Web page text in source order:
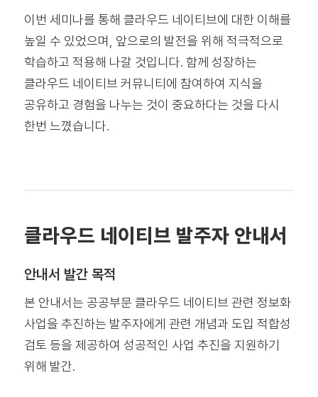
이번 세미나를 통해 클라우드 네이티브에 대한 이해를
높일 수 있었으며, 앞으로의 발전을 위해 적극적으로
학습하고 적용해 나갈 것입니다. 함께 성장하는
클라우드 네이티브 커뮤니티에 참여하여 지식을
공유하고 경험을 나누는 것이 중요하다는 것을 다시
한번 느꼈습니다.
클라우드 네이티브 발주자 안내서
안내서 발간 목적
본 안내서는 공공부문 클라우드 네이티브 관련 정보화
사업을 추진하는 발주자에게 관련 개념과 도입 적합성
검토 등을 제공하여 성공적인 사업 추진을 지원하기
위해 발간.